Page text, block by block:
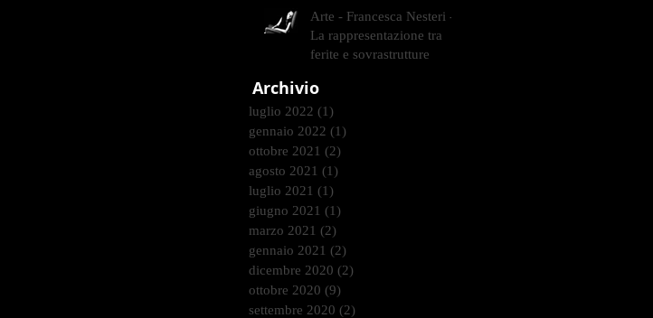
Arte - Francesca Nesteri -
La rappresentazione tra
ferite e sovrastrutture
Archivio
luglio 2022 (1)
gennaio 2022 (1)
ottobre 2021 (2)
agosto 2021 (1)
luglio 2021 (1)
giugno 2021 (1)
marzo 2021 (2)
gennaio 2021 (2)
dicembre 2020 (2)
ottobre 2020 (9)
settembre 2020 (2)